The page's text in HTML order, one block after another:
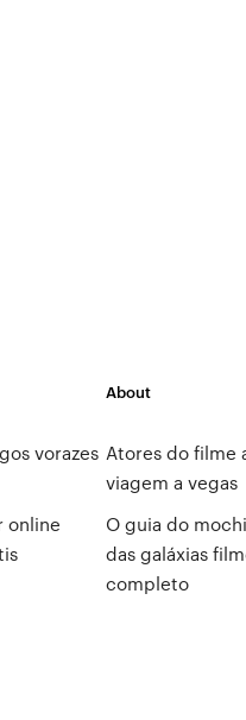
vorazes
online
About
Atores do filme
viagem a vegas
O guia do
das galáxias
completo